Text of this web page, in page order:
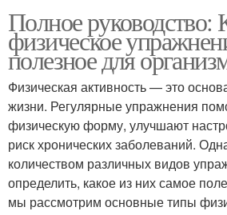
Полное руководство:
физическое
полезное для
Физическая активность — это
жизни. Регулярные упражнения
физическую форму, улучшают
риск хронических заболеваний.
количеством различных видов
определить, какое из них самое
мы рассмотрим основные типы